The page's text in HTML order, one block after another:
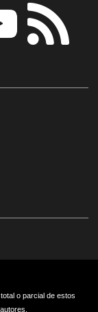
o parcial de estos